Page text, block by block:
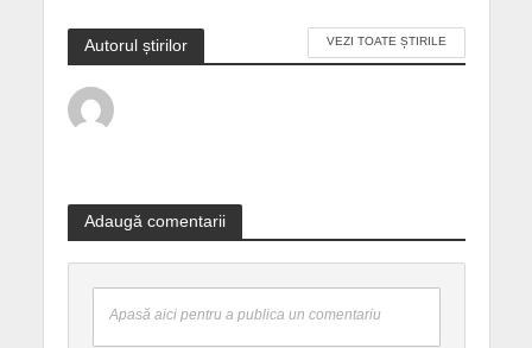
Autorul știrilor VEZI TOATE ȘTIRILE
Adaugă comentarii
Apasă aici pentru a publica un comentariu